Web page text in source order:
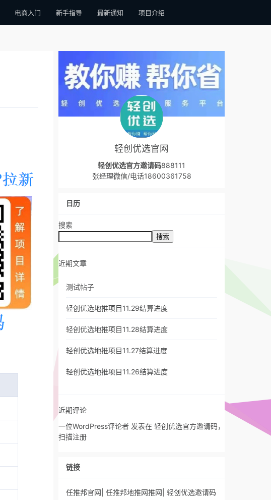
电商入门 新手指导 最新通知 项目介绍
轻创优选官网
轻创优选官方邀请码888111
张经理微信/电话18600361758
日历
搜索
搜索
近期文章
测试帖子
轻创优选地推项目11.29结算进度
轻创优选地推项目11.28结算进度
轻创优选地推项目11.27结算进度
轻创优选地推项目11.26结算进度
近期评论
一位WordPress评论者 发表在 轻创优选官方邀请码，
扫描注册
链接
任推邦官网 任推邦地推网推网 轻创优选邀请码